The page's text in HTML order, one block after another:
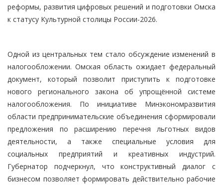
реформы, развития цифровых решений и подготовки Омска
к статусу Культурной столицы России-2026.
Одной из центральных тем стало обсуждение изменений в
налогообложении. Омская область ожидает федеральный
документ, который позволит приступить к подготовке
нового регионального закона об упрощённой системе
налогообложения. По инициативе Минэкономразвития
области предпринимательские объединения сформировали
предложения по расширению перечня льготных видов
деятельности, а также специальные условия для
социальных предприятий и креативных индустрий.
Губернатор подчеркнул, что конструктивный диалог с
бизнесом позволяет формировать действительно рабочие